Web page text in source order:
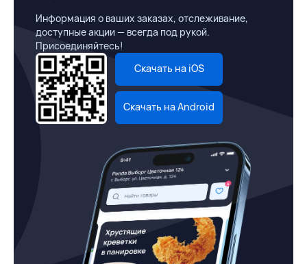
Информация о ваших заказах, отслеживание,
доступные акции — всегда под рукой.
Присоединяйтесь!
Скачать на iOS
Скачать на Android